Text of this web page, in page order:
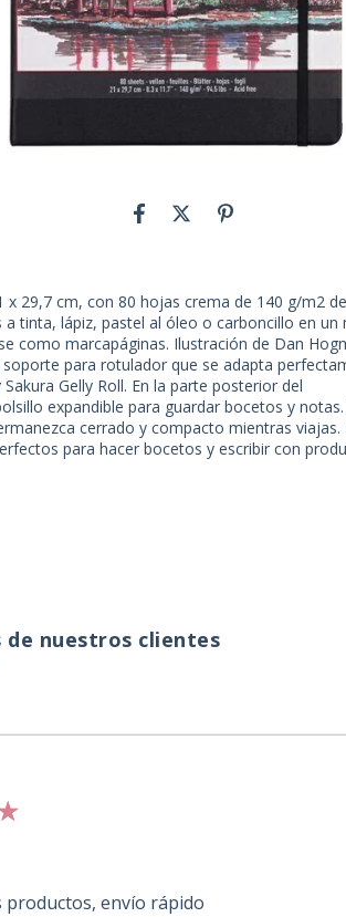
x 29,7 cm, con 80 hojas crema de 140 g/m2
tinta, lápiz, pastel al óleo o carboncillo en un
como marcapáginas. Ilustración de Dan
para rotulador que se adapta
Gelly Roll. En la parte posterior del
expandible para guardar bocetos y
cerrado y compacto mientras viajas.
para hacer bocetos y escribir con
de nuestros clientes
productos, envío rápido